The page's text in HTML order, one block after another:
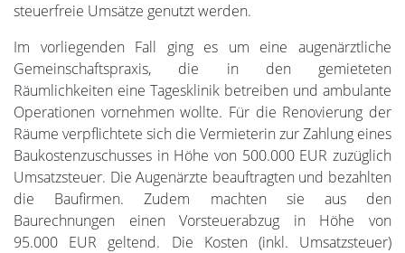
steuerfreie Umsätze genutzt werden.
Im vorliegenden Fall ging es um eine augenärztliche
Gemeinschaftspraxis, die in den gemieteten
Räumlichkeiten eine Tagesklinik betreiben und ambulante
Operationen vornehmen wollte. Für die Renovierung der
Räume verpflichtete sich die Vermieterin zur Zahlung eines
Baukostenzuschusses in Höhe von 500.000 EUR zuzüglich
Umsatzsteuer. Die Augenärzte beauftragten und bezahlten
die Baufirmen. Zudem machten sie aus den
Baurechnungen einen Vorsteuerabzug in Höhe von
95.000 EUR geltend. Die Kosten (inkl. Umsatzsteuer)